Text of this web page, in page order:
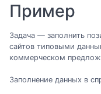
Пример
Задача — заполнить
сайтов типовыми
коммерческом
Заполнение данных в